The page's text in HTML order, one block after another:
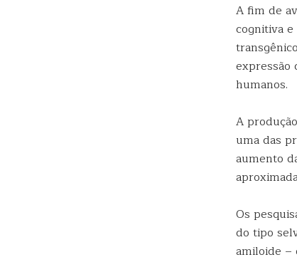
A fim de
cognitiva
humanos.
A
uma das
aumento
Os
do tipo
amiloide –